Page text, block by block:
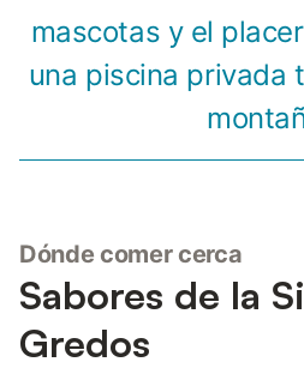
mascotas y el
una piscina privada
Dónde comer cerca
Sabores de la
Gredos